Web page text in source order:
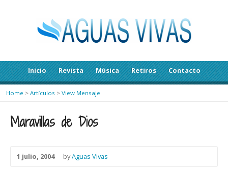
Inicio Revista Música Retiros Contacto
Home > Artículos > View Mensaje
Maravillas de Dios
1 julio, 2004 byAguas Vivas